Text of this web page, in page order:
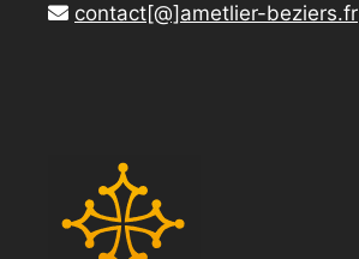
contact[@]ametlier-beziers.fr